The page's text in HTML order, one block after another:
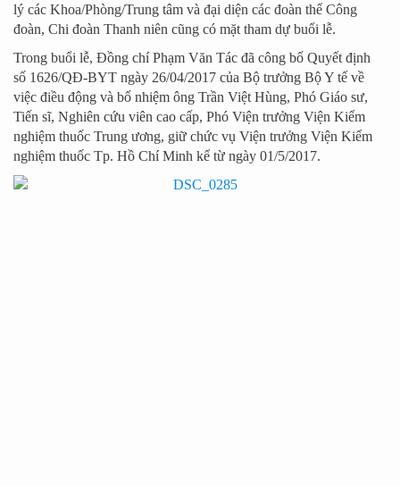
lý các Khoa/Phòng/Trung tâm và đại diện các đoàn thể Công
đoàn, Chi đoàn Thanh niên cũng có mặt tham dự buổi lễ.
Trong buổi lễ, Đồng chí Phạm Văn Tác đã công bố Quyết định
số 1626/QĐ-BYT ngày 26/04/2017 của Bộ trưởng Bộ Y tế về
việc điều động và bổ nhiệm ông Trần Việt Hùng, Phó Giáo sư,
Tiến sĩ, Nghiên cứu viên cao cấp, Phó Viện trưởng Viện Kiểm
nghiệm thuốc Trung ương, giữ chức vụ Viện trưởng Viện Kiểm
nghiệm thuốc Tp. Hồ Chí Minh kể từ ngày 01/5/2017.